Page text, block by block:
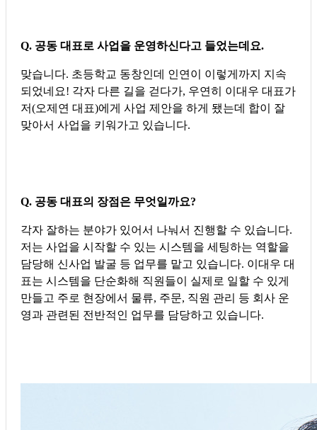
Q. 공동 대표로 사업을 운영하신다고 들었는데요.
맞습니다. 초등학교 동창인데 인연이 이렇게까지 지속
되었네요! 각자 다른 길을 걷다가, 우연히 이대우 대표가
저(오제연 대표)에게 사업 제안을 하게 됐는데 합이 잘
맞아서 사업을 키워가고 있습니다.
Q. 공동 대표의 장점은 무엇일까요?
각자 잘하는 분야가 있어서 나눠서 진행할 수 있습니다.
저는 사업을 시작할 수 있는 시스템을 세팅하는 역할을
담당해 신사업 발굴 등 업무를 맡고 있습니다. 이대우 대
표는 시스템을 단순화해 직원들이 실제로 일할 수 있게
만들고 주로 현장에서 물류, 주문, 직원 관리 등 회사 운
영과 관련된 전반적인 업무를 담당하고 있습니다.